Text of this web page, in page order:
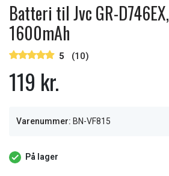
Batteri til Jvc GR-
1600mAh
5 (10)
119 kr.
Varenummer: BN-VF815
På lager